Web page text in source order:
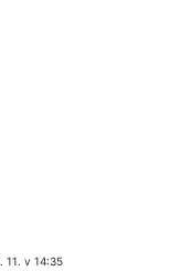
11. v 14:35